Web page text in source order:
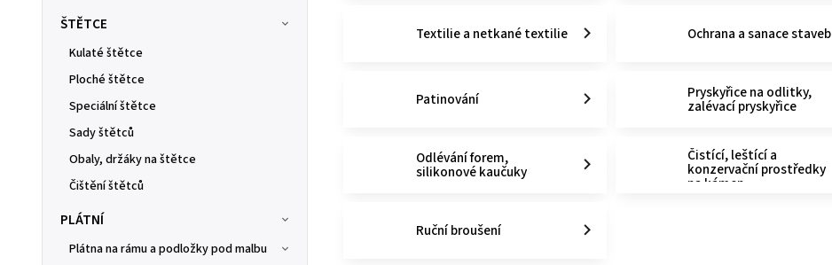
ŠTĚTCE
Kulaté štětce
Ploché štětce
Speciální štětce
Sady štětců
Obaly, držáky na štětce
Čištění štětců
PLÁTNÍ
Plátna na rámu a podložky pod malbu
Textilie a netkané textilie Ochrana a sanace staveb
Patinování Pryskyřice na odlitky,
zalévací pryskyřice
Odlévání forem,
silikonové kaučuky
Čistící, leštící a
konzervační prostředky
na kámen
Ruční broušení